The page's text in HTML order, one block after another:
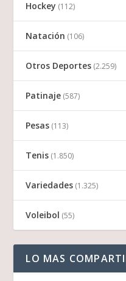
Hockey (112)
Natación (106)
Otros Deportes (2.259)
Patinaje (587)
Pesas (113)
Tenis (1.850)
Variedades (1.325)
Voleibol (55)
LO MAS